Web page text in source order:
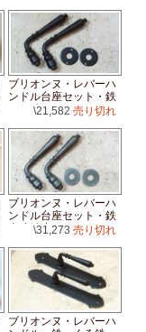
ブリオンヌ・レバーハ
ンドル台座セット・鉄
くろ鉄\21,582 売り切れ
ブリオンヌ・レバーハ
ンドル台座セット・鉄
古味錆止め
\31,273 売り切れ
ブリオンヌ・レバーハ